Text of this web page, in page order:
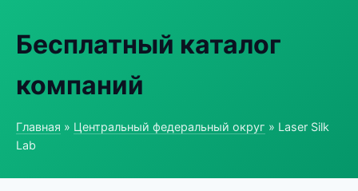
Бесплатный каталог
компаний
Главная » Центральный федеральный округ » Laser Silk
Lab